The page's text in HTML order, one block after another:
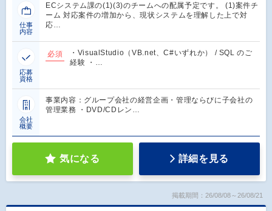
仕事
内容
ECシステム課の(1)(3)のチームへの配属予定です。 (1)案件チ
ーム 対応案件の増加から、現状システムを理解した上で対
応…
応募
資格
必須
・VisualStudio（VB.net、C#いずれか） / SQL のご
経験 ・…
会社
概要
事業内容：グループ会社の経営企画・管理ならびに子会社の
管理業務 ・DVD/CDレン…
気になる 詳細を見る
掲載期間：26/08/08～26/08/21